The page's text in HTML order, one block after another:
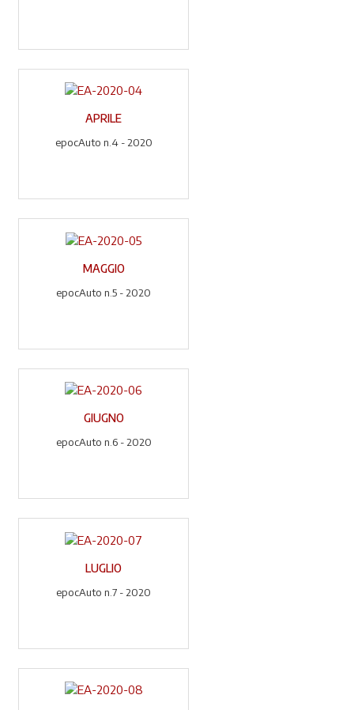
APRILE
epocAuto n.4 - 2020
MAGGIO
epocAuto n.5 - 2020
GIUGNO
epocAuto n.6 - 2020
LUGLIO
epocAuto n.7 - 2020